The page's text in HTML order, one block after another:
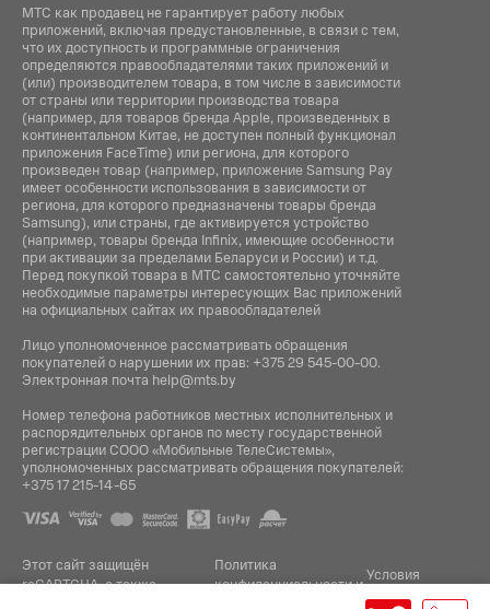
МТС как продавец не гарантирует работу любых
приложений, включая предустановленные, в связи с тем,
что их доступность и программные ограничения
определяются правообладателями таких приложений и
(или) производителем товара, в том числе в зависимости
от страны или территории производства товара
(например, для товаров бренда Apple, произведенных в
континентальном Китае, не доступен полный функционал
приложения FaceTime) или региона, для которого
произведен товар (например, приложение Samsung Pay
имеет особенности использования в зависимости от
региона, для которого предназначены товары бренда
Samsung), или страны, где активируется устройство
(например, товары бренда Infiniх, имеющие особенности
при активации за пределами Беларуси и России) и т.д.
Перед покупкой товара в МТС самостоятельно уточняйте
необходимые параметры интересующих Вас приложений
на официальных сайтах их правообладателей
Лицо уполномоченное рассматривать обращения
покупателей о нарушении их прав: +375 29 545-00-00.
Электронная почта help@mts.by
Номер телефона работников местных исполнительных и
распорядительных органов по месту государственной
регистрации СООО «Мобильные ТелеСистемы»,
уполномоченных рассматривать обращения покупателей:
+375 17 215-14-65
Этот сайт защищён
reCAPTCHA, а также
Политика
конфиденциальностииУсловия
.